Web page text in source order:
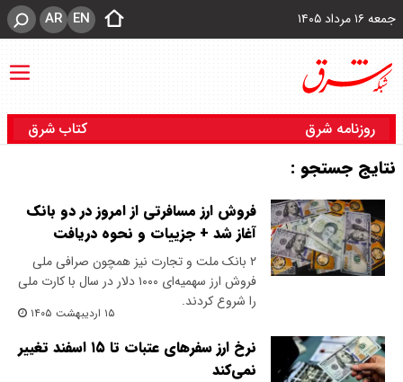
جمعه ۱۶ مرداد ۱۴۰۵ EN
AR
روزنامه شرق کتاب شرق
نتایج جستجو :
فروش ارز مسافرتی از امروز در دو بانک
آغاز شد + جزییات و نحوه دریافت
۲ بانک ملت و تجارت نیز همچون صرافی ملی
فروش ارز سهمیه‌ای ۱۰۰۰ دلار در سال با کارت ملی
را شروع کردند.
۱۵ اردیبهشت ۱۴۰۵
نرخ ارز سفرهای عتبات تا ۱۵ اسفند تغییر
نمی‌کند